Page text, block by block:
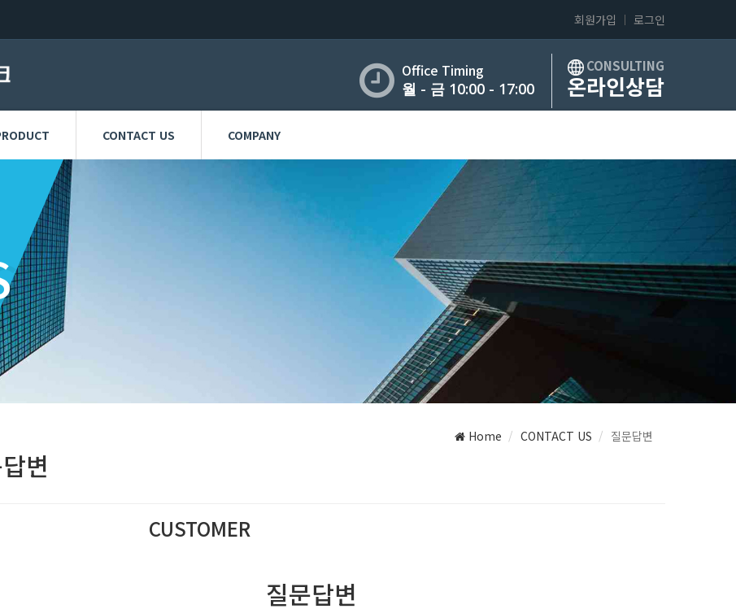
회원가입 로그인
Office Timing
월 - 금 10:00 - 17:00
CONSULTING
온라인상담
CONTACT US COMPANY
Home CONTACT US 질문답변
변
CUSTOMER
질문답변